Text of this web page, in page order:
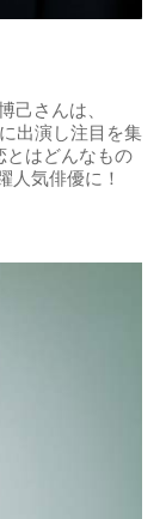
己さんは、
出演し注目を集
とはどんなもの
人気俳優に！